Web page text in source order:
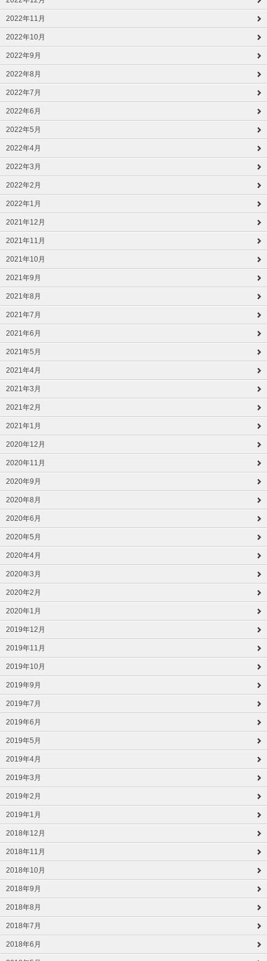
2022年11月
2022年10月
2022年9月
2022年8月
2022年7月
2022年6月
2022年5月
2022年4月
2022年3月
2022年2月
2022年1月
2021年12月
2021年11月
2021年10月
2021年9月
2021年8月
2021年7月
2021年6月
2021年5月
2021年4月
2021年3月
2021年2月
2021年1月
2020年12月
2020年11月
2020年9月
2020年8月
2020年6月
2020年5月
2020年4月
2020年3月
2020年2月
2020年1月
2019年12月
2019年11月
2019年10月
2019年9月
2019年7月
2019年6月
2019年5月
2019年4月
2019年3月
2019年2月
2019年1月
2018年12月
2018年11月
2018年10月
2018年9月
2018年8月
2018年7月
2018年6月